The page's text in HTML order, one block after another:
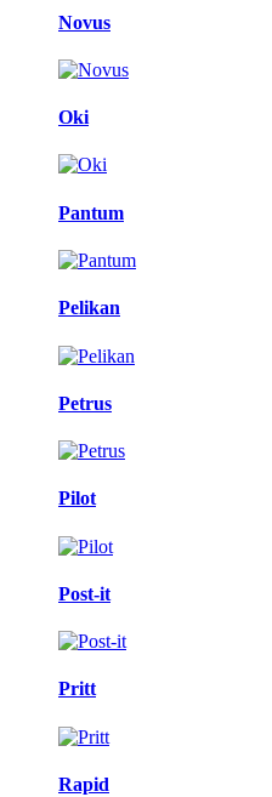
Novus
Oki
Pantum
Pelikan
Petrus
Pilot
Post-it
Pritt
Rapid